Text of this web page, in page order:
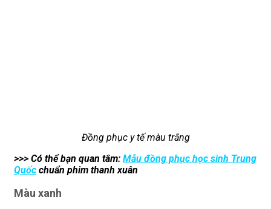
Đồng phục y tế màu trắng
>>> Có thể bạn quan tâm: Mẫu đồng phục học sinh Trung
Quốc chuẩn phim thanh xuân
Màu xanh